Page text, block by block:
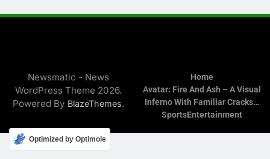
Newsmatic - News
WordPress Theme 2026.
Powered By BlazeThemes.
Home
Avatar: Fire And Ash – A Visual
Inferno With Familiar Cracks…
SportsEntertainment
Optimized by Optimole